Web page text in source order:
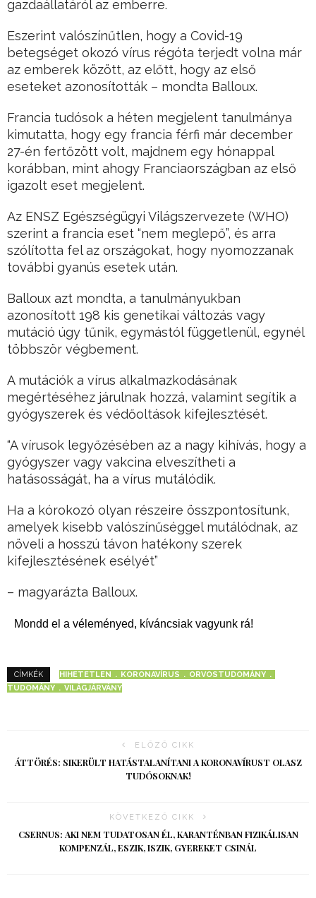
gazdaállatáról az emberre.
Eszerint valószínűtlen, hogy a Covid-19
betegséget okozó vírus régóta terjedt volna már
az emberek között, az előtt, hogy az első
eseteket azonosították – mondta Balloux.
Francia tudósok a héten megjelent tanulmánya
kimutatta, hogy egy francia férfi már december
27-én fertőzött volt, majdnem egy hónappal
korábban, mint ahogy Franciaországban az első
igazolt eset megjelent.
Az ENSZ Egészségügyi Világszervezete (WHO)
szerint a francia eset “nem meglepő”, és arra
szólította fel az országokat, hogy nyomozzanak
további gyanús esetek után.
Balloux azt mondta, a tanulmányukban
azonosított 198 kis genetikai változás vagy
mutáció úgy tűnik, egymástól függetlenül, egynél
többször végbement.
A mutációk a vírus alkalmazkodásának
megértéséhez járulnak hozzá, valamint segítik a
gyógyszerek és védőoltások kifejlesztését.
“A vírusok legyőzésében az a nagy kihívás, hogy a
gyógyszer vagy vakcina elveszítheti a
hatásosságát, ha a vírus mutálódik.
Ha a kórokozó olyan részeire összpontosítunk,
amelyek kisebb valószínűséggel mutálódnak, az
növeli a hosszú távon hatékony szerek
kifejlesztésének esélyét”
– magyarázta Balloux.
Mondd el a véleményed, kíváncsiak vagyunk rá!
CÍMKÉK HIHETETLEN KORONAVÍRUS
ORVOSTUDOMÁNY
TUDOMÁNY
VILÁGJÁRVÁNY
ELŐZŐ CIKK
ÁTTÖRÉS: SIKERÜLT HATÁSTALANÍTANI A KORONAVÍRUST OLASZ
TUDÓSOKNAK!
KÖVETKEZŐ CIKK
CSERNUS: AKI NEM TUDATOSAN ÉL, KARANTÉNBAN FIZIKÁLISAN
KOMPENZÁL, ESZIK, ISZIK, GYEREKET CSINÁL